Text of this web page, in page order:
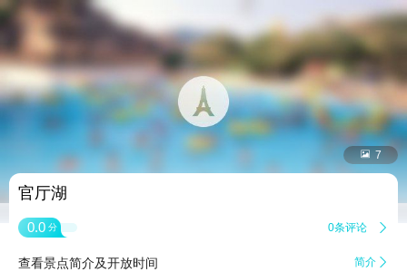
 7
官厅湖
0.0 分 0条评论 
查看景点简介及开放时间 简介 